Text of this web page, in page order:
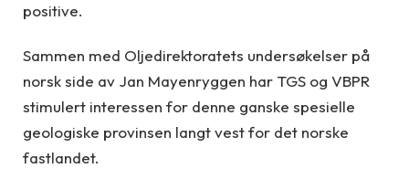
positive.
Sammen med Oljedirektoratets undersøkelser på
norsk side av Jan Mayenryggen har TGS og VBPR
stimulert interessen for denne ganske spesielle
geologiske provinsen langt vest for det norske
fastlandet.